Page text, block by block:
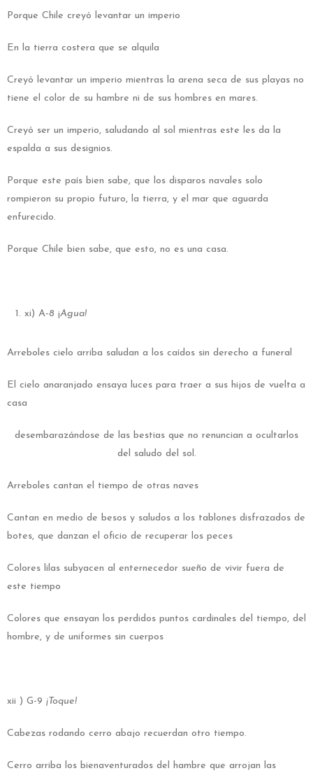
Porque Chile creyó levantar un imperio
En la tierra costera que se alquila
Creyó levantar un imperio mientras la arena seca de sus playas no
tiene el color de su hambre ni de sus hombres en mares.
Creyó ser un imperio, saludando al sol mientras este les da la
espalda a sus designios.
Porque este país bien sabe, que los disparos navales solo
rompieron su propio futuro, la tierra, y el mar que aguarda
enfurecido.
Porque Chile bien sabe, que esto, no es una casa.
xi) A-8 ¡Agua!
Arreboles cielo arriba saludan a los caídos sin derecho a funeral
El cielo anaranjado ensaya luces para traer a sus hijos de vuelta a
casa
desembarazándose de las bestias que no renuncian a ocultarlos
del saludo del sol.
Arreboles cantan el tiempo de otras naves
Cantan en medio de besos y saludos a los tablones disfrazados de
botes, que danzan el oficio de recuperar los peces
Colores lilas subyacen al enternecedor sueño de vivir fuera de
este tiempo
Colores que ensayan los perdidos puntos cardinales del tiempo, del
hombre, y de uniformes sin cuerpos
xii ) G-9 ¡Toque!
Cabezas rodando cerro abajo recuerdan otro tiempo.
Cerro arriba los bienaventurados del hambre que arrojan las